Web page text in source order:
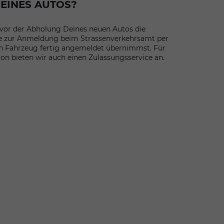
AUTOS?
der Abholung Deines neuen Autos die
zur Anmeldung beim Strassenverkehrsamt per
Fahrzeug fertig angemeldet übernimmst. Für
bieten wir auch einen Zulassungsservice an.